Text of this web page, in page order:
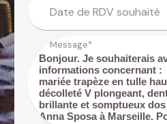
Date de RDV souhaité
Message*